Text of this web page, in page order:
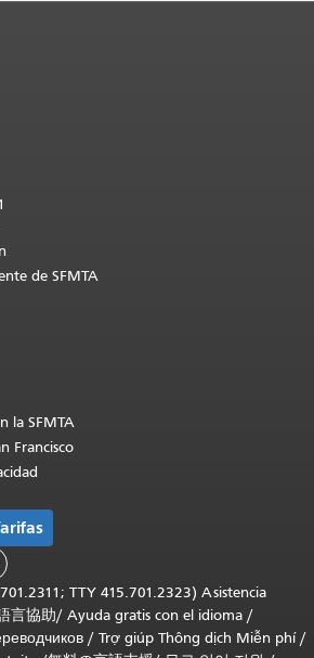
todas las
del
de SFMTA
la SFMTA
Francisco
TTY 415.701.2323) Asistencia
言協助/ Ayuda gratis con el idioma /
/ Trợ giúp Thông dịch Miễn phí/